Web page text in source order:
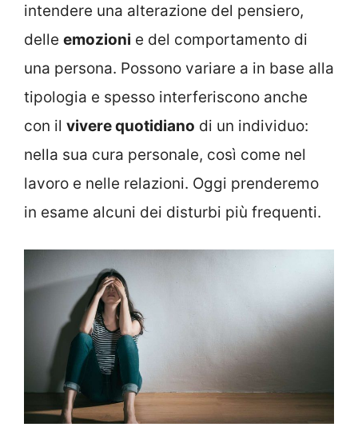
intendere una alterazione del pensiero,
delle emozioni e del comportamento di
una persona. Possono variare a in base alla
tipologia e spesso interferiscono anche
con il vivere quotidiano di un individuo:
nella sua cura personale, così come nel
lavoro e nelle relazioni. Oggi prenderemo
in esame alcuni dei disturbi più frequenti.